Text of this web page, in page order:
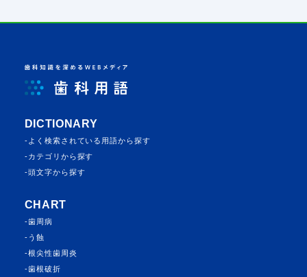
DICTIONARY
よく検索されている⽤語から探す
カテゴリから探す
頭⽂字から探す
CHART
歯周病
う蝕
根尖性歯周炎
歯根破折